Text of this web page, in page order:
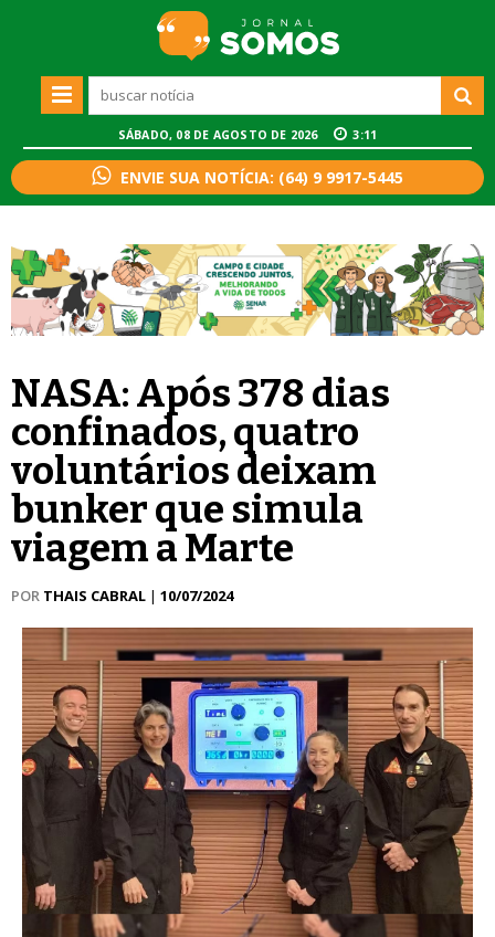
SÁBADO, 08 DE AGOSTO DE 2026 3:11
ENVIE SUA NOTÍCIA: (64) 9 9917-5445
NASA: Após 378 dias
confinados, quatro
voluntários deixam
bunker que simula
viagem a Marte
POR THAIS CABRAL | 10/07/2024